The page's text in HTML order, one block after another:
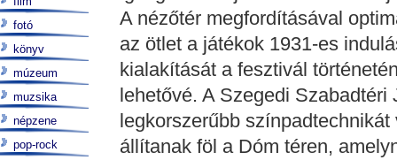
A nézőtér megfordításával
az ötlet a játékok 1931-es
kialakítását a fesztivál
lehetővé. A Szegedi
legkorszerűbb
állítanak föl a Dóm téren,
fotó
könyv
múzeum
muzsika
népzene
pop-rock